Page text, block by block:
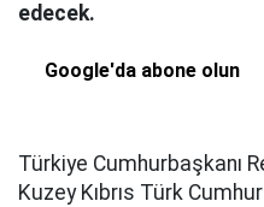
edecek.
Google'da abone olun
Türkiye Cumhurbaşkanı
Kuzey Kıbrıs Türk